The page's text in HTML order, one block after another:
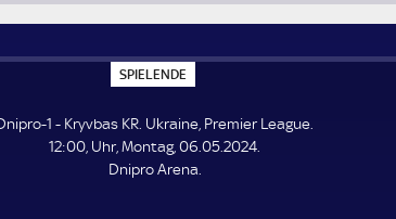
SPIELENDE
P
E
L
E
N
1 - Kryvbas KR. Ukraine, Premier League.
12:00, Uhr, Montag, 06.05.2024.
Dnipro Arena.